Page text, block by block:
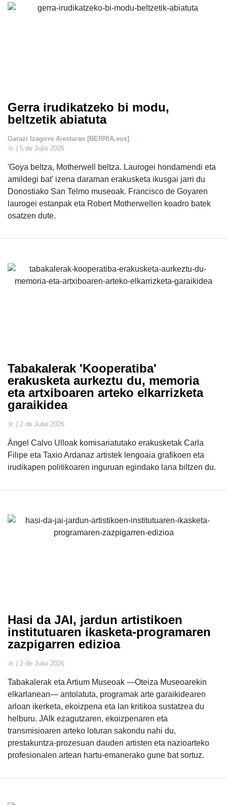
Gerra irudikatzeko bi modu,
beltzetik abiatuta
Garazi Izagirre Aiestaran [BERRIA.eus]
| 5 de Julio 2026
'Goya beltza, Motherwell beltza. Laurogei hondamendi eta
amildegi bat' izena daraman erakusketa ikusgai jarri du
Donostiako San Telmo museoak. Francisco de Goyaren
laurogei estanpak eta Robert Motherwellen koadro batek
osatzen dute.
Tabakalerak 'Kooperatiba'
erakusketa aurkeztu du, memoria
eta artxiboaren arteko elkarrizketa
garaikidea
| 2 de Julio 2026
Ángel Calvo Ulloak komisariatutako erakusketak Carla
Filipe eta Taxio Ardanaz artistek lengoaia grafikoen eta
irudikapen politikoaren inguruan egindako lana biltzen du.
Hasi da JAI, jardun artistikoen
institutuaren ikasketa-programaren
zazpigarren edizioa
| 2 de Julio 2026
Tabakalerak eta Artium Museoak —Oteiza Museoarekin
elkarlanean— antolatuta, programak arte garaikidearen
arloan ikerketa, ekoizpena eta lan kritikoa sustatzea du
helburu. JAIk ezagutzaren, ekoizpenaren eta
transmisioaren arteko loturan sakondu nahi du,
prestakuntza-prozesuan dauden artisten eta nazioarteko
profesionalen artean hartu-emanerako gune bat sortuz.